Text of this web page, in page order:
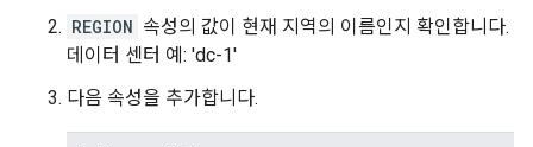
REGION 속성의 값이 현재 지역의 이름인지 확인합니다.
데이터 센터 예: 'dc-1'
다음 속성을 추가합니다.